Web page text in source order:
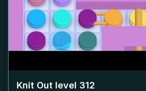
Knit Out level 312